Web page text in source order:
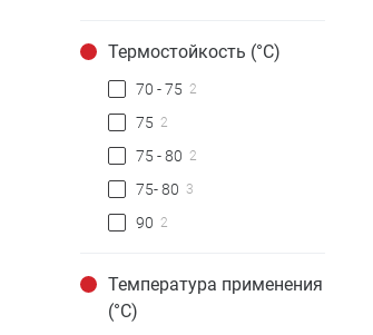
Термостойкость (°C)
70 - 75 2
75 2
75 - 80 2
75- 80 3
90 2
Температура применения
(°C)